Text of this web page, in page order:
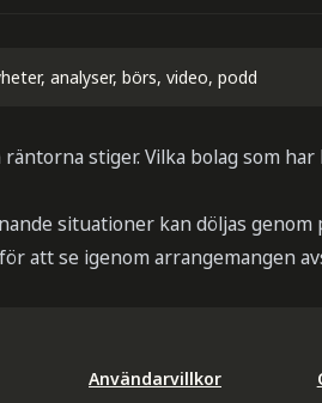
analyser, börs, video, podd
stiger. Vilka bolag som
situationer kan döljas genom
att se igenom arrangemangen
Användarvillkor